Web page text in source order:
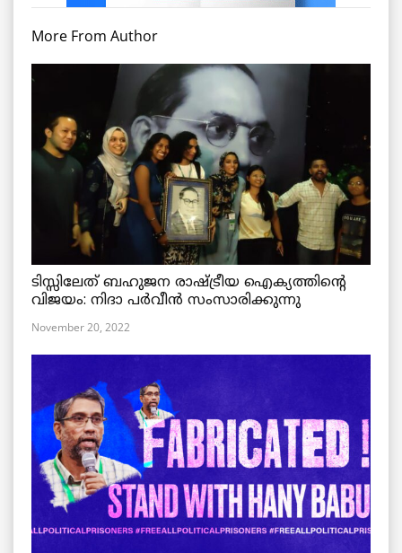
More From Author
ടിസ്സിലേത് ബഹുജന രാഷ്ട്രീയ ഐക്യത്തിന്റെ
വിജയം: നിദാ പർവീൻ സംസാരിക്കുന്നു
November 20, 2022